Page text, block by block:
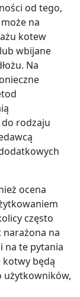
od tego,
na
kotew
wbijane
Na
do rodzaju
ocena
często
narażona na
na te pytania
kotwy będą
użytkowników,